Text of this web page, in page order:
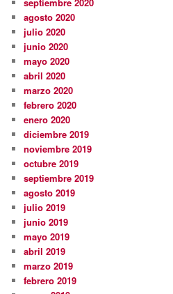
septiembre 2020
agosto 2020
julio 2020
junio 2020
mayo 2020
abril 2020
marzo 2020
febrero 2020
enero 2020
diciembre 2019
noviembre 2019
octubre 2019
septiembre 2019
agosto 2019
julio 2019
junio 2019
mayo 2019
abril 2019
marzo 2019
febrero 2019